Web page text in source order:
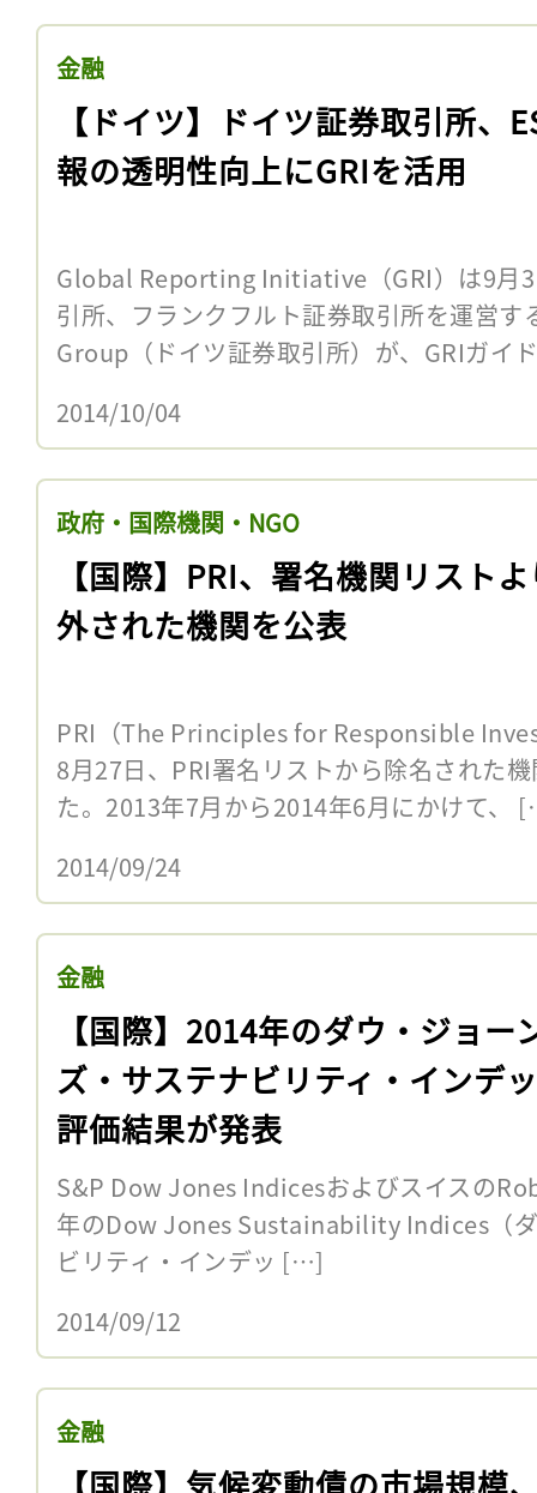
金融
【ドイツ】ドイツ証券取引所、
報の透明性向上にGRIを活用
Global Reporting Initiative（GRI）は9月
引所、フランクフルト証券取引所を運営
Group（ドイツ証券取引所）が、GRIガイ
2014/10/04
政府・国際機関・NGO
【国際】PRI、署名機関リスト
外された機関を公表
PRI（The Principles for Responsible
8月27日、PRI署名リストから除名された
た。2013年7月から2014年6月にかけて、
2014/09/24
金融
【国際】2014年のダウ・ジョー
ズ・サステナビリティ・インデ
評価結果が発表
S&P Dow Jones Indicesおよびスイスの
年のDow Jones Sustainability Indices（
ビリティ・インデッ […]
2014/09/12
金融
【国際】気候変動債の市場規模